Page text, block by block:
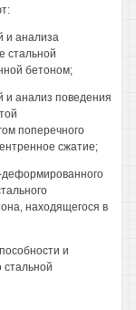
и анализа
стальной
бетоном;
и анализ поведения
поперечного
сжатие;
находящегося в
и